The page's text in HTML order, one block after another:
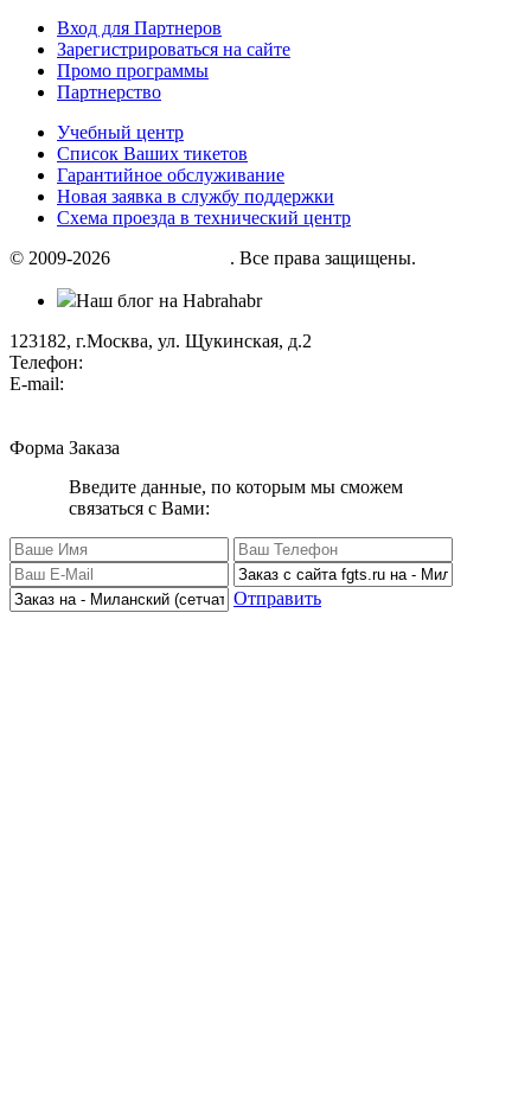
Вход для Партнеров
Зарегистрироваться на сайте
Промо программы
Партнерство
Учебный центр
Список Ваших тикетов
Гарантийное обслуживание
Новая заявка в службу поддержки
Схема проезда в технический центр
© 2009-2026
. Все права защищены.
Наш блог на Habrahabr
123182, г.Москва, ул. Щукинская, д.2
Телефон:
E-mail:
Форма Заказа
Введите данные, по которым мы сможем
связаться с Вами:
Отправить